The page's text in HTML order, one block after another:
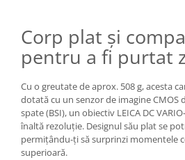
Corp plat și
pentru a fi purtat
Cu o greutate de aprox. 508 g, acesta
dotată cu un senzor de imagine CMOS
spate (BSI), un obiectiv LEICA DC
înaltă rezoluție. Designul său plat se
permițându-ți să surprinzi momentele
superioară.